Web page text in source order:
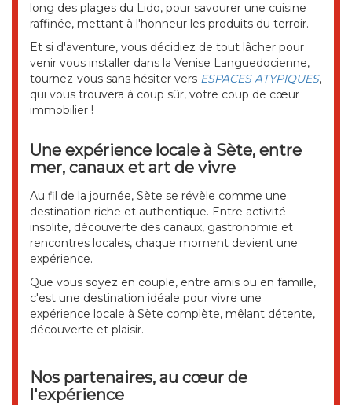
long des plages du Lido, pour savourer une cuisine
raffinée, mettant à l'honneur les produits du terroir.
Et si d'aventure, vous décidiez de tout lâcher pour
venir vous installer dans la Venise Languedocienne,
tournez-vous sans hésiter vers ESPACES ATYPIQUES,
qui vous trouvera à coup sûr, votre coup de cœur
immobilier !
Une expérience locale à Sète, entre
mer, canaux et art de vivre
Au fil de la journée, Sète se révèle comme une
destination riche et authentique. Entre activité
insolite, découverte des canaux, gastronomie et
rencontres locales, chaque moment devient une
expérience.
Que vous soyez en couple, entre amis ou en famille,
c'est une destination idéale pour vivre une
expérience locale à Sète complète, mêlant détente,
découverte et plaisir.
Nos partenaires, au cœur de
l'expérience